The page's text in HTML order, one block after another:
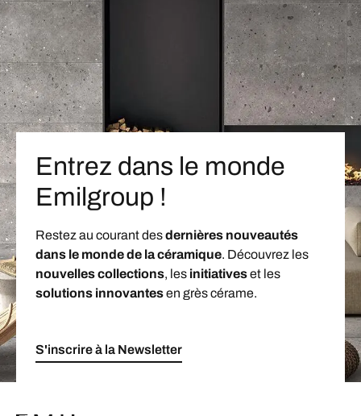
Entrez dans le monde
Emilgroup !
Restez au courant desdernières nouveautés
dans le monde de la céramique. Découvrez les
nouvelles collections, les initiativeset les
solutions innovantesen grès cérame.
S'inscrire à la Newsletter